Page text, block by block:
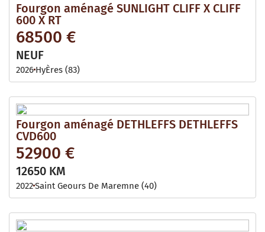
Fourgon aménagé SUNLIGHT CLIFF X CLIFF
600 X RT
68500 €
NEUF
2026 HyÈres (83)
Fourgon aménagé DETHLEFFS DETHLEFFS
CVD600
52900 €
12650 KM
2022Saint Geours De Maremne (40)